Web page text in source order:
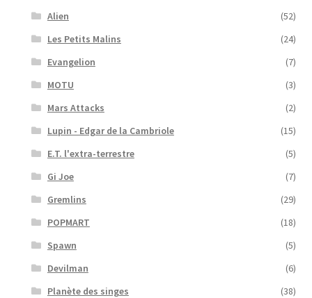
Alien
(52)
Les Petits Malins
(24)
Evangelion
(7)
MOTU
(3)
Mars Attacks
(2)
Lupin - Edgar de la Cambriole
(15)
E.T. l'extra-terrestre
(5)
Gi Joe
(7)
Gremlins
(29)
POPMART
(18)
Spawn
(5)
Devilman
(6)
Planète des singes
(38)